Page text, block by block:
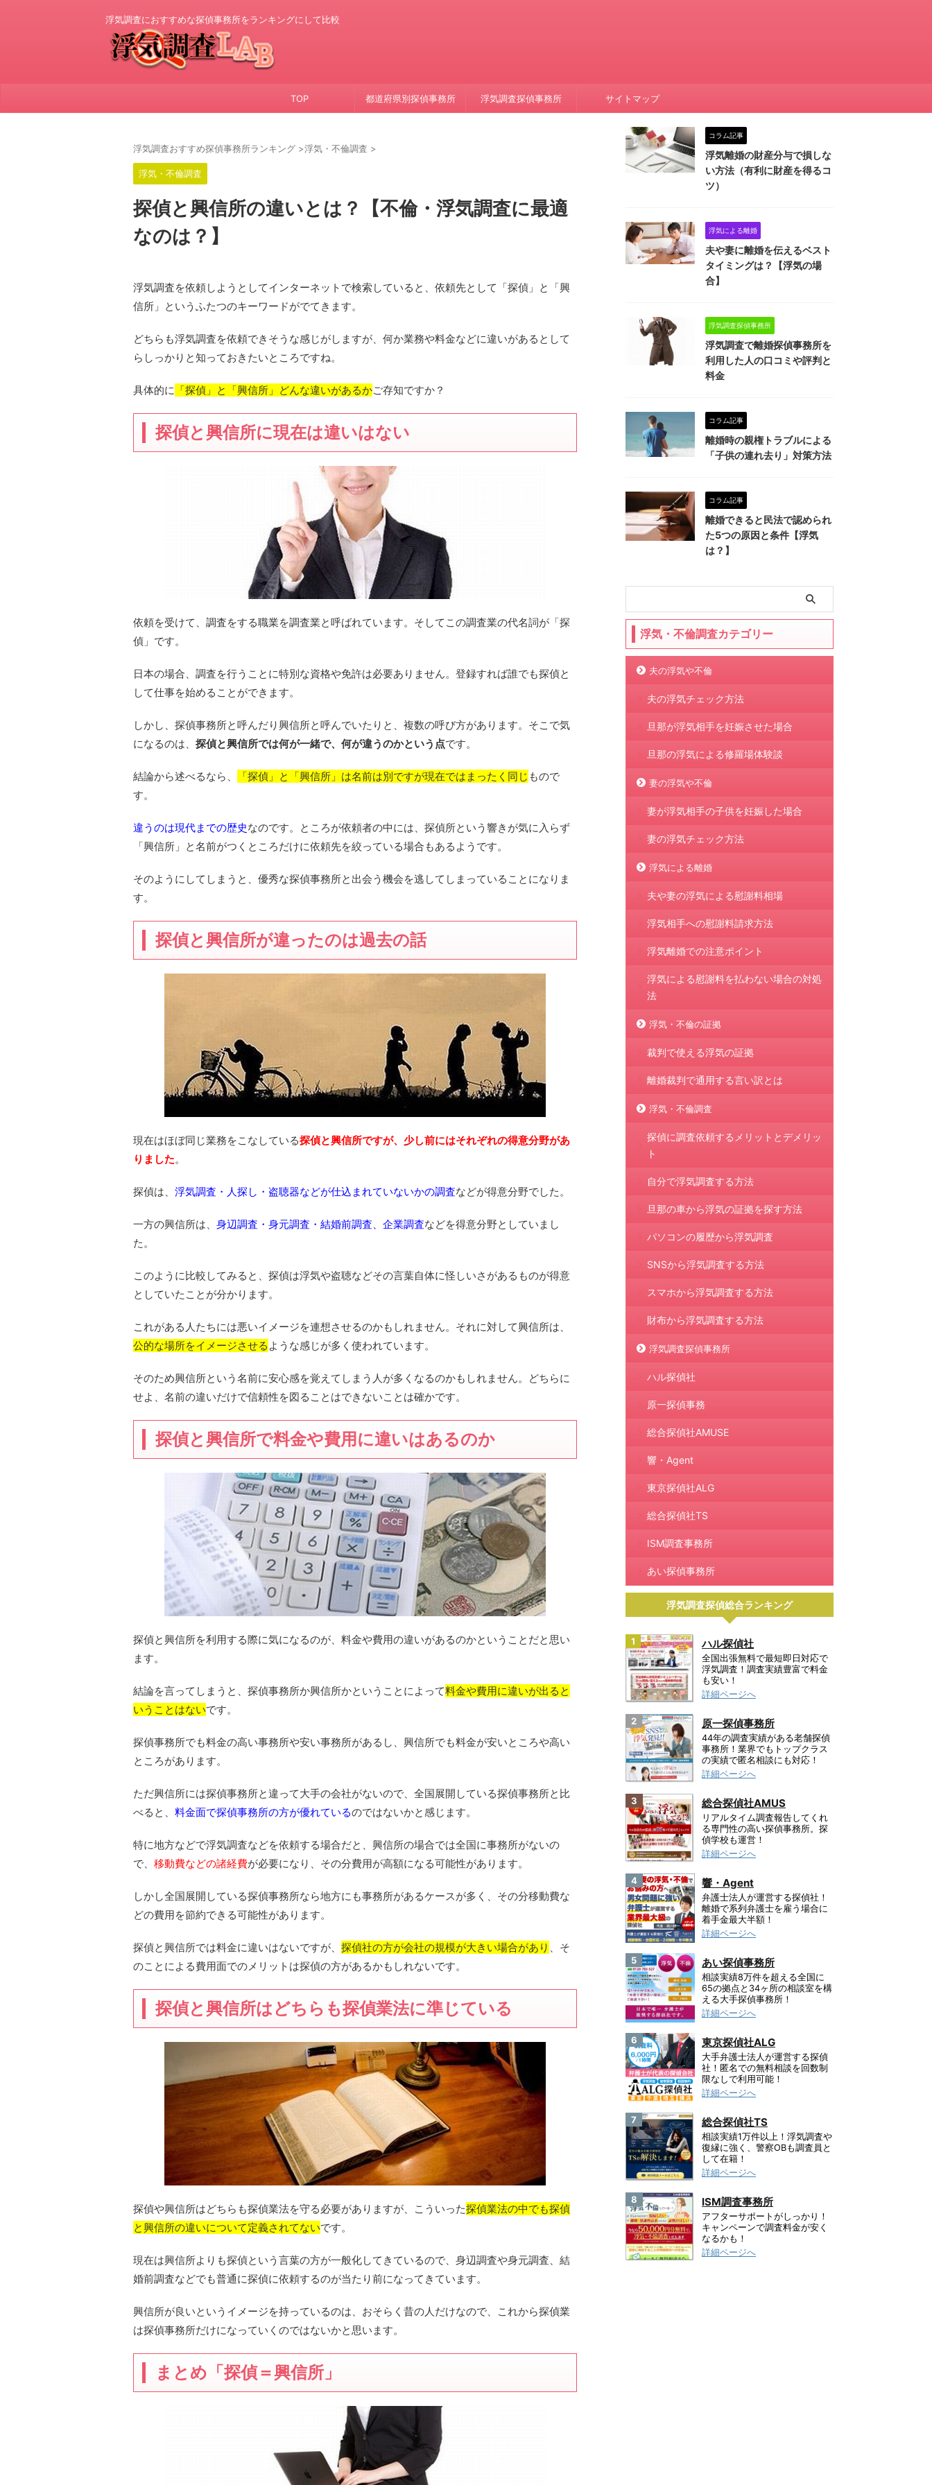
浮気調査におすすめな探偵事務所をランキングにして比較
TOP 都道府県別探偵事務所 浮気調査探偵事務所 サイトマップ
浮気調査おすすめ探偵事務所ランキング >浮気・不倫調査 >
浮気・不倫調査
探偵と興信所の違いとは？【不倫・浮気調査に最適
なのは？】
浮気調査を依頼しようとしてインターネットで検索していると、依頼先として「探偵」と「興
信所」というふたつのキーワードがでてきます。
どちらも浮気調査を依頼できそうな感じがしますが、何か業務や料金などに違いがあるとして
らしっかりと知っておきたいところですね。
具体的に 「探偵」と「興信所」どんな違いがあるかご存知ですか？
探偵と興信所に現在は違いはない
依頼を受けて、調査をする職業を調査業と呼ばれています。そしてこの調査業の代名詞が「探
偵」です。
日本の場合、調査を行うことに特別な資格や免許は必要ありません。登録すれば誰でも探偵と
して仕事を始めることができます。
しかし、探偵事務所と呼んだり興信所と呼んでいたりと、複数の呼び方があります。そこで気
になるのは、 探偵と興信所では何が一緒で、何が違うのかという点です。
結論から述べるなら、 「探偵」と「興信所」は名前は別ですが現在ではまったく同じ もので
す。
違うのは現代までの歴史なのです。ところが依頼者の中には、探偵所という響きが気に入らず
「興信所」と名前がつくところだけに依頼先を絞っている場合もあるようです。
そのようにしてしまうと、優秀な探偵事務所と出会う機会を逃してしまっていることになりま
す。
探偵と興信所が違ったのは過去の話
現在はほぼ同じ業務をこなしている探偵と興信所ですが、少し前にはそれぞれの得意分野があ
りました。
探偵は、 浮気調査・人探し・盗聴器などが仕込まれていないかの調査などが得意分野でした。
一方の興信所は、 身辺調査・身元調査・結婚前調査、企業調査などを得意分野としていまし
た。
このように比較してみると、探偵は浮気や盗聴などその言葉自体に怪しいさがあるものが得意
としていたことが分かります。
これがある人たちには悪いイメージを連想させるのかもしれません。それに対して興信所は、
公的な場所をイメージさせる ような感じが多く使われています。
そのため興信所という名前に安心感を覚えてしまう人が多くなるのかもしれません。どちらに
せよ、名前の違いだけで信頼性を図ることはできないことは確かです。
探偵と興信所で料金や費用に違いはあるのか
探偵と興信所を利用する際に気になるのが、料金や費用の違いがあるのかということだと思い
ます。
結論を言ってしまうと、探偵事務所か興信所かということによって料金や費用に違いが出ると
いうことはないです。
探偵事務所でも料金の高い事務所や安い事務所があるし、興信所でも料金が安いところや高い
ところがあります。
ただ興信所には探偵事務所と違って大手の会社がないので、全国展開している探偵事務所と比
べると、 料金面で探偵事務所の方が優れているのではないかと感じます。
特に地方などで浮気調査などを依頼する場合だと、興信所の場合では全国に事務所がないの
で、 移動費などの諸経費が必要になり、その分費用が高額になる可能性があります。
しかし全国展開している探偵事務所なら地方にも事務所があるケースが多く、その分移動費な
どの費用を節約できる可能性があります。
探偵と興信所では料金に違いはないですが、 探偵社の方が会社の規模が大きい場合があり 、そ
のことによる費用面でのメリットは探偵の方があるかもしれないです。
探偵と興信所はどちらも探偵業法に準じている
探偵や興信所はどちらも探偵業法を守る必要がありますが、こういった探偵業法の中でも探偵
と興信所の違いについて定義されてないです。
現在は興信所よりも探偵という言葉の方が一般化してきているので、身辺調査や身元調査、結
婚前調査などでも普通に探偵に依頼するのが当たり前になってきています。
興信所が良いというイメージを持っているのは、おそらく昔の人だけなので、これから探偵業
は探偵事務所だけになっていくのではないかと思います。
まとめ「探偵＝興信所」
コラム記事
浮気離婚の財産分与で損しな
い方法（有利に財産を得るコ
ツ）
浮気による離婚
夫や妻に離婚を伝えるベスト
タイミングは？【浮気の場
合】
浮気調査探偵事務所
浮気調査で離婚探偵事務所を
利用した人の口コミや評判と
料金
コラム記事
離婚時の親権トラブルによる
「子供の連れ去り」対策方法
コラム記事
離婚できると民法で認められ
た5つの原因と条件【浮気
は？】
浮気・不倫調査カテゴリー
夫の浮気や不倫
夫の浮気チェック方法
旦那が浮気相手を妊娠させた場合
旦那の浮気による修羅場体験談
妻の浮気や不倫
妻が浮気相手の子供を妊娠した場合
妻の浮気チェック方法
浮気による離婚
夫や妻の浮気による慰謝料相場
浮気相手への慰謝料請求方法
浮気離婚での注意ポイント
浮気による慰謝料を払わない場合の対処
法
浮気・不倫の証拠
裁判で使える浮気の証拠
離婚裁判で通用する言い訳とは
浮気・不倫調査
探偵に調査依頼するメリットとデメリッ
ト
自分で浮気調査する方法
旦那の車から浮気の証拠を探す方法
パソコンの履歴から浮気調査
SNSから浮気調査する方法
スマホから浮気調査する方法
財布から浮気調査する方法
浮気調査探偵事務所
ハル探偵社
原一探偵事務
総合探偵社AMUSE
響・Agent
東京探偵社ALG
総合探偵社TS
ISM調査事務所
あい探偵事務所
浮気調査探偵総合ランキング
1 ハル探偵社
全国出張無料で最短即日対応で
浮気調査！調査実績豊富で料金
も安い！
詳細ページへ
2 原一探偵事務所
44年の調査実績がある老舗探偵
事務所！業界でもトップクラス
の実績で匿名相談にも対応！
詳細ページへ
3 総合探偵社AMUS
リアルタイム調査報告してくれ
る専門性の高い探偵事務所。探
偵学校も運営！
詳細ページへ
4 響・Agent
弁護士法人が運営する探偵社！
離婚で系列弁護士を雇う場合に
着手金最大半額！
詳細ページへ
5 あい探偵事務所
相談実績8万件を超える全国に
65の拠点と34ヶ所の相談室を構
える大手探偵事務所！
詳細ページへ
6 東京探偵社ALG
大手弁護士法人が運営する探偵
社！匿名での無料相談を回数制
限なしで利用可能！
詳細ページへ
7 総合探偵社TS
相談実績1万件以上！浮気調査や
復縁に強く、警察OBも調査員と
して在籍！
詳細ページへ
8 ISM調査事務所
アフターサポートがしっかり！
キャンペーンで調査料金が安く
なるかも！
詳細ページへ